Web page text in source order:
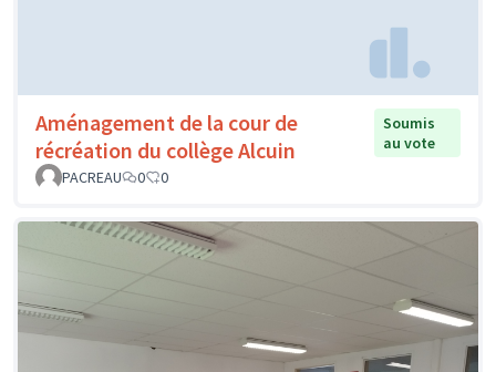
Aménagement de la cour de
récréation du collège Alcuin
Soumis
au vote
PACREAU
0 0